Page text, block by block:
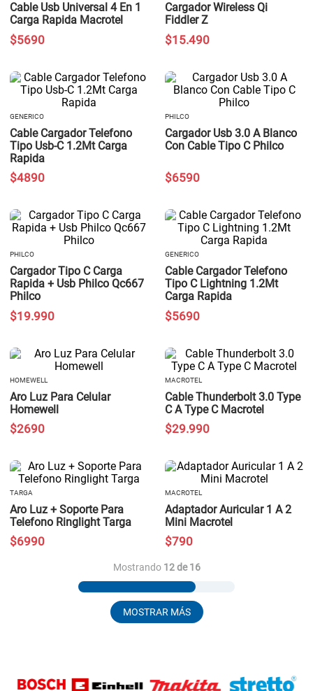
Cable Usb Universal 4 En 1
Carga Rapida Macrotel
$5690
Cargador Wireless Qi
Fiddler Z
$15.490
GENERICO
Cable Cargador Telefono
Tipo Usb-C 1.2Mt Carga
Rapida
$4890
PHILCO
Cargador Usb 3.0 A Blanco
Con Cable Tipo C Philco
$6590
PHILCO
Cargador Tipo C Carga
Rapida + Usb Philco Qc667
Philco
$19.990
GENERICO
Cable Cargador Telefono
Tipo C Lightning 1.2Mt
Carga Rapida
$5690
HOMEWELL
Aro Luz Para Celular
Homewell
$2690
MACROTEL
Cable Thunderbolt 3.0 Type
C A Type C Macrotel
$29.990
TARGA
Aro Luz + Soporte Para
Telefono Ringlight Targa
$6990
MACROTEL
Adaptador Auricular 1 A 2
Mini Macrotel
$790
Mostrando 12 de 16
MOSTRAR MÁS